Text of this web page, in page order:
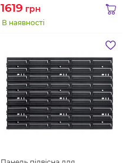
1619 грн
В наявності